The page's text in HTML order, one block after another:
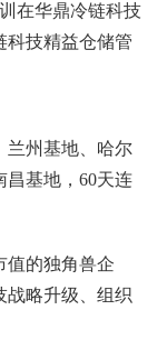
在华鼎冷链科技
科技精益仓储管
兰州基地、哈尔
昌基地，60天连
值的独角兽企
战略升级、组织